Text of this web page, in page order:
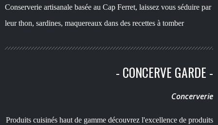
Conserverie artisanale basée au Cap Ferret, laissez vous séduire par
leur thon, sardines, maquereaux dans des recettes à tomber
- CONCERVE GARDE -
Concerverie
Produits cuisinés haut de gamme découvrez l'excellence de produits